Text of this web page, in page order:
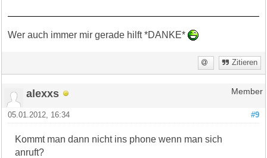
Wer auch immer mir gerade hilft *DANKE*
Zitieren
alexxs Member
#9
05.01.2012, 16:34
Kommt man dann nicht ins phone wenn man sich
anruft?